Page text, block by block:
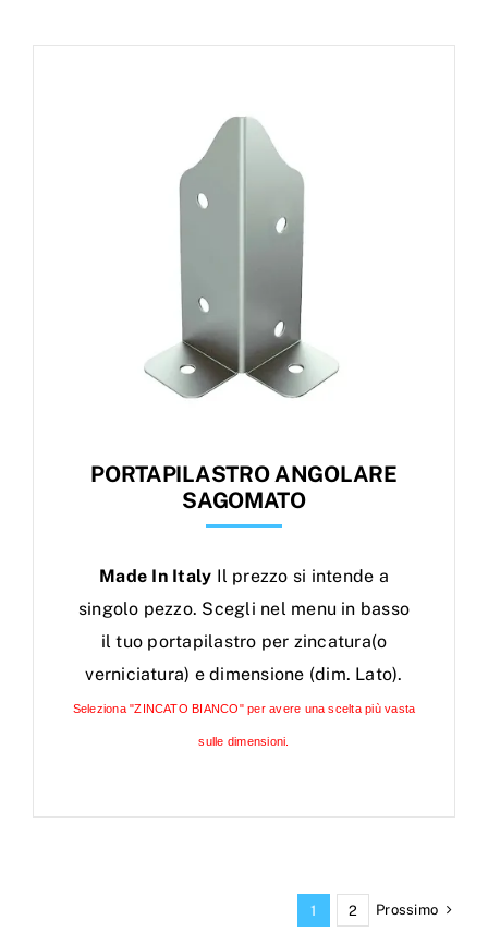
PORTAPILASTRO ANGOLARE
SAGOMATO
Made In Italy Il prezzo si intende a
singolo pezzo. Scegli nel menu in basso
il tuo portapilastro per zincatura(o
verniciatura) e dimensione (dim. Lato).
Seleziona "ZINCATO BIANCO" per avere una scelta più vasta
sulle dimensioni.
1 2 Prossimo